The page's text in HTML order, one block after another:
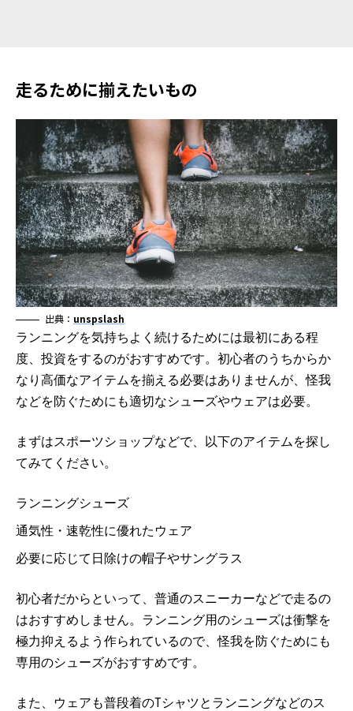
走るために揃えたいもの
出典： unspslash
ランニングを気持ちよく続けるためには最初にある程
度、投資をするのがおすすめです。初心者のうちからか
なり高価なアイテムを揃える必要はありませんが、怪我
などを防ぐためにも適切なシューズやウェアは必要。
まずはスポーツショップなどで、以下のアイテムを探し
てみてください。
ランニングシューズ
通気性・速乾性に優れたウェア
必要に応じて日除けの帽子やサングラス
初心者だからといって、普通のスニーカーなどで走るの
はおすすめしません。ランニング用のシューズは衝撃を
極力抑えるよう作られているので、怪我を防ぐためにも
専用のシューズがおすすめです。
また、ウェアも普段着のTシャツとランニングなどのス